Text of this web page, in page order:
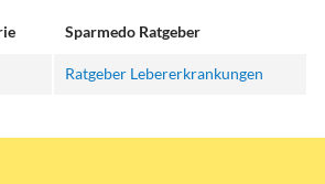
Sparmedo Ratgeber
Ratgeber Lebererkrankungen